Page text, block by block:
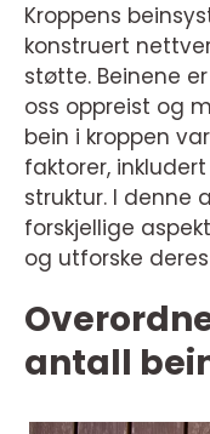
Kroppens
konstruert
støtte. Beinene
oss oppreist og
bein i kroppen
faktorer,
struktur. I denne
forskjellige
og utforske
antall